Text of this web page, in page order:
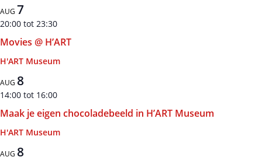
AUG 7
20:00 tot 23:30
Movies @ H’ART
H'ART Museum
AUG 8
14:00 tot 16:00
Maak je eigen chocoladebeeld in H’ART Museum
H'ART Museum
AUG 8